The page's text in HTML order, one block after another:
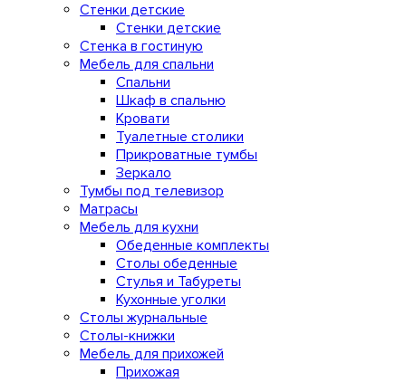
Стенки детские
Стенки детские
Стенка в гостиную
Мебель для спальни
Спальни
Шкаф в спальню
Кровати
Туалетные столики
Прикроватные тумбы
Зеркало
Тумбы под телевизор
Матрасы
Мебель для кухни
Обеденные комплекты
Столы обеденные
Стулья и Табуреты
Кухонные уголки
Столы журнальные
Столы-книжки
Мебель для прихожей
Прихожая